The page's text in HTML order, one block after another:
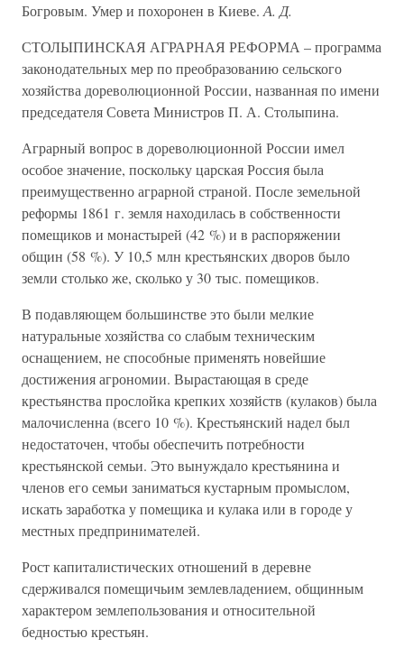
Богровым. Умер и похоронен в Киеве. А. Д.
СТОЛЫПИНСКАЯ АГРАРНАЯ РЕФОРМА – программа
законодательных мер по преобразованию сельского
хозяйства дореволюционной России, названная по имени
председателя Совета Министров П. А. Столыпина.
Аграрный вопрос в дореволюционной России имел
особое значение, поскольку царская Россия была
преимущественно аграрной страной. После земельной
реформы 1861 г. земля находилась в собственности
помещиков и монастырей (42 %) и в распоряжении
общин (58 %). У 10,5 млн крестьянских дворов было
земли столько же, сколько у 30 тыс. помещиков.
В подавляющем большинстве это были мелкие
натуральные хозяйства со слабым техническим
оснащением, не способные применять новейшие
достижения агрономии. Вырастающая в среде
крестьянства прослойка крепких хозяйств (кулаков) была
малочисленна (всего 10 %). Крестьянский надел был
недостаточен, чтобы обеспечить потребности
крестьянской семьи. Это вынуждало крестьянина и
членов его семьи заниматься кустарным промыслом,
искать заработка у помещика и кулака или в городе у
местных предпринимателей.
Рост капиталистических отношений в деревне
сдерживался помещичьим землевладением, общинным
характером землепользования и относительной
бедностью крестьян.